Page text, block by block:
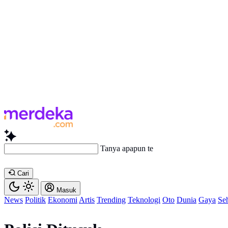
Tanya apapun tentang
Cari
Masuk
News Politik Ekonomi Artis Trending Teknologi Oto Dunia Gaya